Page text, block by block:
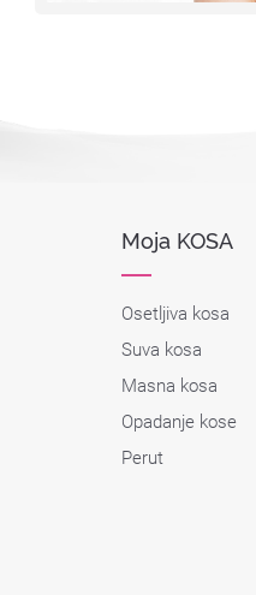
Moja KOSA
Osetljiva kosa
Suva kosa
Masna kosa
Opadanje kose
Perut